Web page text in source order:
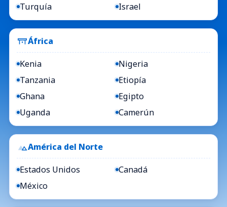
Turquía
Israel
África
Kenia
Nigeria
Tanzania
Etiopía
Ghana
Egipto
Uganda
Camerún
América del Norte
Estados Unidos
Canadá
México